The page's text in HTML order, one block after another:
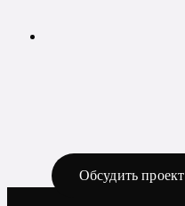
Обсудить проект